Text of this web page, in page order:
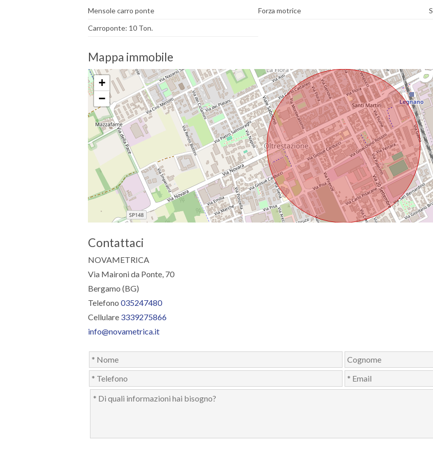
Mensole carro ponte Forza motrice
Carroponte: 10 Ton.
Mappa immobile
+
−
Contattaci
NOVAMETRICA
Via Maironi da Ponte, 70
Bergamo (BG)
Telefono 035247480
Cellulare 3339275866
info@novametrica.it